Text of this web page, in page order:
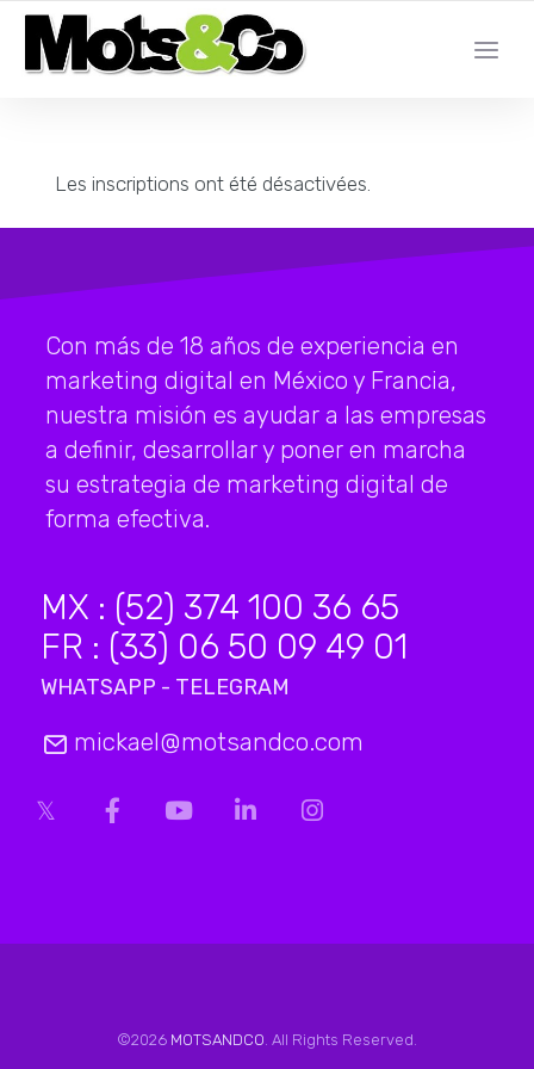
DALE UN BOOST A LA PRESENCIA EN LÍNEA DE SU EMPRESA
Les inscriptions ont été désactivées.
Con más de 18 años de experiencia en
marketing digital en México y Francia,
nuestra misión es ayudar a las empresas
a definir, desarrollar y poner en marcha
su estrategia de marketing digital de
forma efectiva.
MX : (52) 374 100 36 65
FR : (33) 06 50 09 49 01
WHATSAPP - TELEGRAM
mickael@motsandco.com
©2026 MOTSANDCO. All Rights Reserved.